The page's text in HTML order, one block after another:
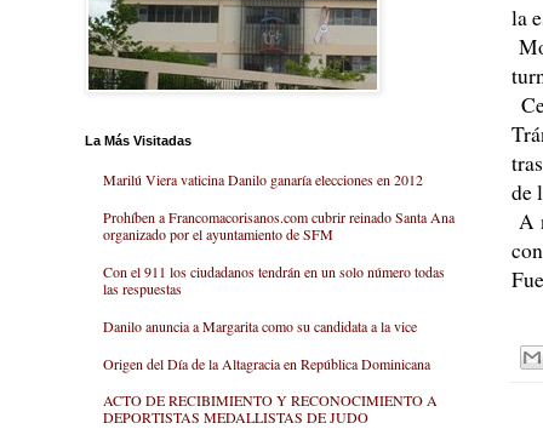
la
de
A
La Más Visitadas
Marilú Viera vaticina Danilo ganaría elecciones en 2012
Prohíben a Francomacorisanos.com cubrir reinado Santa Ana
organizado por el ayuntamiento de SFM
Con el 911 los ciudadanos tendrán en un solo número todas
las respuestas
Danilo anuncia a Margarita como su candidata a la vice
Origen del Día de la Altagracia en República Dominicana
ACTO DE RECIBIMIENTO Y RECONOCIMIENTO A
DEPORTISTAS MEDALLISTAS DE JUDO